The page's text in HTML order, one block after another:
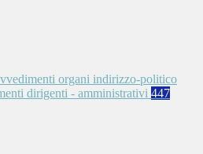
organi indirizzo-politico
dirigenti - amministrativi 447